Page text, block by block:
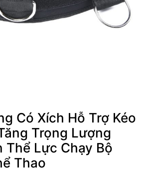
Có Xích Hỗ Trợ Kéo
Trọng Lượng
Thể Lực Chạy Bộ
Thao